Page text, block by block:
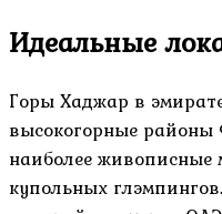
Идеальные
Горы Хаджар в
высокогорные
наиболее живописные
купольных